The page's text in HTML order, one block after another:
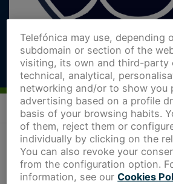
Telefónica may use, depending
subdomain or section of the
visiting, its own and third-party
technical, analytical,
networking and/or to show you
advertising based on a profile
basis of your browsing habits.
of them, reject them or
individually by clicking on the
You can also revoke your
from the configuration option.
information, see our Cookies